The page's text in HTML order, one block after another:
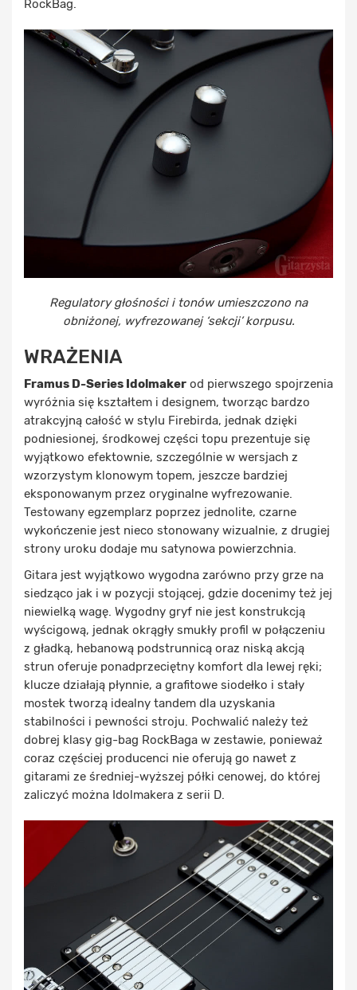
RockBag.
Regulatory głośności i tonów umieszczono na
obniżonej, wyfrezowanej ‘sekcji’ korpusu.
WRAŻENIA
Framus D-Series Idolmaker od pierwszego spojrzenia
wyróżnia się kształtem i designem, tworząc bardzo
atrakcyjną całość w stylu Firebirda, jednak dzięki
podniesionej, środkowej części topu prezentuje się
wyjątkowo efektownie, szczególnie w wersjach z
wzorzystym klonowym topem, jeszcze bardziej
eksponowanym przez oryginalne wyfrezowanie.
Testowany egzemplarz poprzez jednolite, czarne
wykończenie jest nieco stonowany wizualnie, z drugiej
strony uroku dodaje mu satynowa powierzchnia.
Gitara jest wyjątkowo wygodna zarówno przy grze na
siedząco jak i w pozycji stojącej, gdzie docenimy też jej
niewielką wagę. Wygodny gryf nie jest konstrukcją
wyścigową, jednak okrągły smukły profil w połączeniu
z gładką, hebanową podstrunnicą oraz niską akcją
strun oferuje ponadprzeciętny komfort dla lewej ręki;
klucze działają płynnie, a grafitowe siodełko i stały
mostek tworzą idealny tandem dla uzyskania
stabilności i pewności stroju. Pochwalić należy też
dobrej klasy gig-bag RockBaga w zestawie, ponieważ
coraz częściej producenci nie oferują go nawet z
gitarami ze średniej-wyższej półki cenowej, do której
zaliczyć można Idolmakera z serii D.